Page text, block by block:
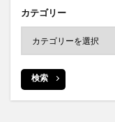
カテゴリー
検索